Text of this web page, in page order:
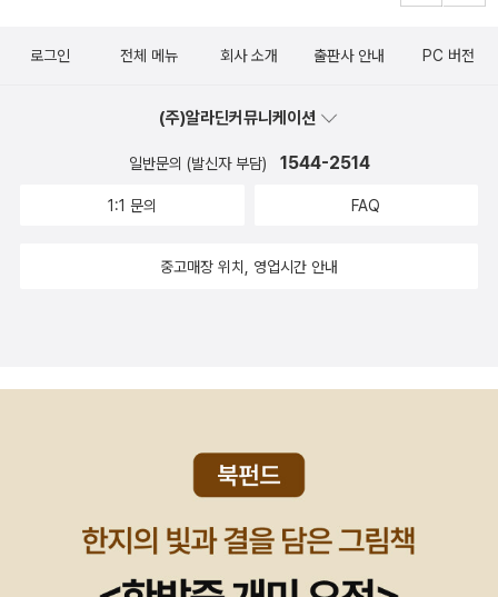
로그인 전체 메뉴 회사 소개 출판사 안내 PC 버전
(주)알라딘커뮤니케이션
일반문의 (발신자 부담) 1544-2514
1:1 문의 FAQ
중고매장 위치, 영업시간 안내